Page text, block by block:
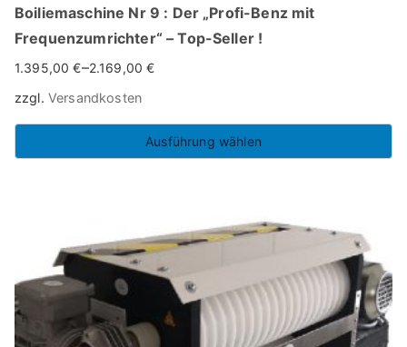
Boiliemaschine Nr 9 : Der „Profi-Benz mit
Frequenzumrichter“ – Top-Seller !
1.395,00€–2.169,00€
zzgl. Versandkosten
Ausführung wählen
mehrere
Varianten
auf.
Die